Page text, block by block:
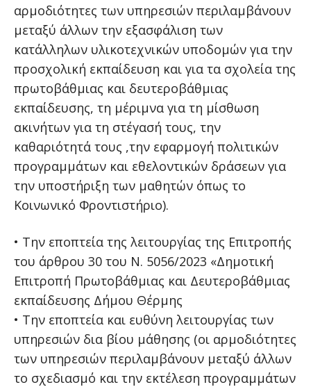
αρμοδιότητες των υπηρεσιών περιλαμβάνουν
μεταξύ άλλων την εξασφάλιση των
κατάλληλων υλικοτεχνικών υποδομών για την
προσχολική εκπαίδευση και για τα σχολεία της
πρωτοβάθμιας και δευτεροβάθμιας
εκπαίδευσης, τη μέριμνα για τη μίσθωση
ακινήτων για τη στέγασή τους, την
καθαριότητά τους ,την εφαρμογή πολιτικών
προγραμμάτων και εθελοντικών δράσεων για
την υποστήριξη των μαθητών όπως το
Κοινωνικό Φροντιστήριο).
• Την εποπτεία της λειτουργίας της Επιτροπής
του άρθρου 30 του Ν. 5056/2023 «Δημοτική
Επιτροπή Πρωτοβάθμιας και Δευτεροβάθμιας
εκπαίδευσης Δήμου Θέρμης
• Την εποπτεία και ευθύνη λειτουργίας των
υπηρεσιών δια βίου μάθησης (οι αρμοδιότητες
των υπηρεσιών περιλαμβάνουν μεταξύ άλλων
το σχεδιασμό και την εκτέλεση προγραμμάτων